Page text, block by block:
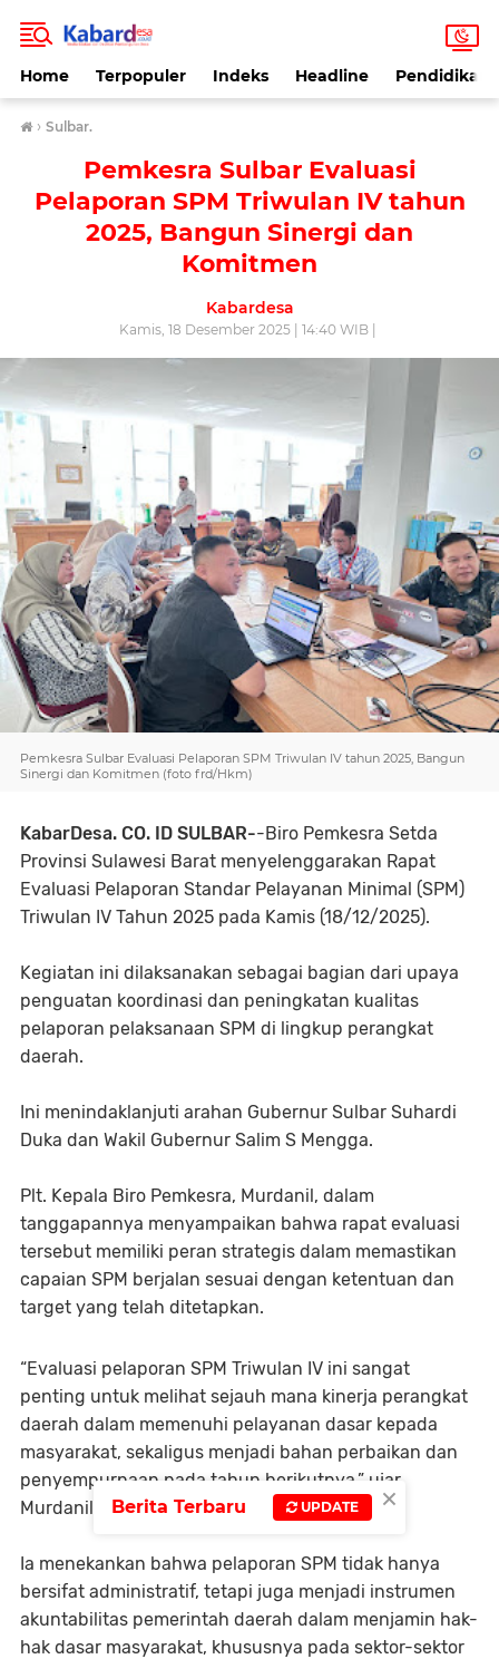
Home Terpopuler Indeks Headline Pendidikan
› Sulbar.
Pemkesra Sulbar Evaluasi
Pelaporan SPM Triwulan IV tahun
2025, Bangun Sinergi dan
Komitmen
Kabardesa
Kamis, 18 Desember 2025 | 14:40 WIB |
Pemkesra Sulbar Evaluasi Pelaporan SPM Triwulan IV tahun 2025, Bangun
Sinergi dan Komitmen (foto frd/Hkm)
KabarDesa. CO. ID SULBAR--Biro Pemkesra Setda
Provinsi Sulawesi Barat menyelenggarakan Rapat
Evaluasi Pelaporan Standar Pelayanan Minimal (SPM)
Triwulan IV Tahun 2025 pada Kamis (18/12/2025).
Kegiatan ini dilaksanakan sebagai bagian dari upaya
penguatan koordinasi dan peningkatan kualitas
pelaporan pelaksanaan SPM di lingkup perangkat
daerah.
Ini menindaklanjuti arahan Gubernur Sulbar Suhardi
Duka dan Wakil Gubernur Salim S Mengga.
Plt. Kepala Biro Pemkesra, Murdanil, dalam
tanggapannya menyampaikan bahwa rapat evaluasi
tersebut memiliki peran strategis dalam memastikan
capaian SPM berjalan sesuai dengan ketentuan dan
target yang telah ditetapkan.
“Evaluasi pelaporan SPM Triwulan IV ini sangat
penting untuk melihat sejauh mana kinerja perangkat
daerah dalam memenuhi pelayanan dasar kepada
masyarakat, sekaligus menjadi bahan perbaikan dan
penyempurnaan pada tahun berikutnya,” ujar
Murdanil.
Ia menekankan bahwa pelaporan SPM tidak hanya
bersifat administratif, tetapi juga menjadi instrumen
akuntabilitas pemerintah daerah dalam menjamin hak-
hak dasar masyarakat, khususnya pada sektor-sektor
×
Berita Terbaru UPDATE